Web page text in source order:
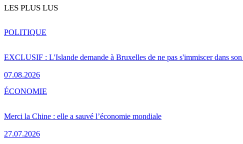
LES PLUS LUS
EXCLUSIF : L'Islande demande à Bruxelles de ne pas s'immiscer dans
07.08.2026
POLITIQUE
Merci la Chine : elle a sauvé l’économie mondiale
27.07.2026
ÉCONOMIE